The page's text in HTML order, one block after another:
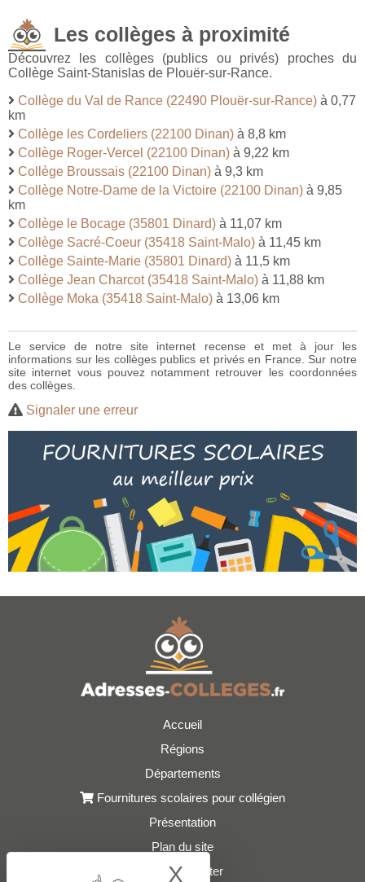
Les collèges à proximité
Découvrez les collèges (publics ou privés) proches du
Collège Saint-Stanislas de Plouër-sur-Rance.
Collège du Val de Rance (22490 Plouër-sur-Rance) à 0,77
km
Collège les Cordeliers (22100 Dinan) à 8,8 km
Collège Roger-Vercel (22100 Dinan) à 9,22 km
Collège Broussais (22100 Dinan) à 9,3 km
Collège Notre-Dame de la Victoire (22100 Dinan) à 9,85
km
Collège le Bocage (35801 Dinard) à 11,07 km
Collège Sacré-Coeur (35418 Saint-Malo) à 11,45 km
Collège Sainte-Marie (35801 Dinard) à 11,5 km
Collège Jean Charcot (35418 Saint-Malo) à 11,88 km
Collège Moka (35418 Saint-Malo) à 13,06 km
Le service de notre site internet recense et met à jour les
informations sur les collèges publics et privés en France. Sur notre
site internet vous pouvez notamment retrouver les coordonnées
des collèges.
Signaler une erreur
Accueil
Régions
Départements
Fournitures scolaires pour collégien
Présentation
Plan du site
Nous contacter
X Hide cookie